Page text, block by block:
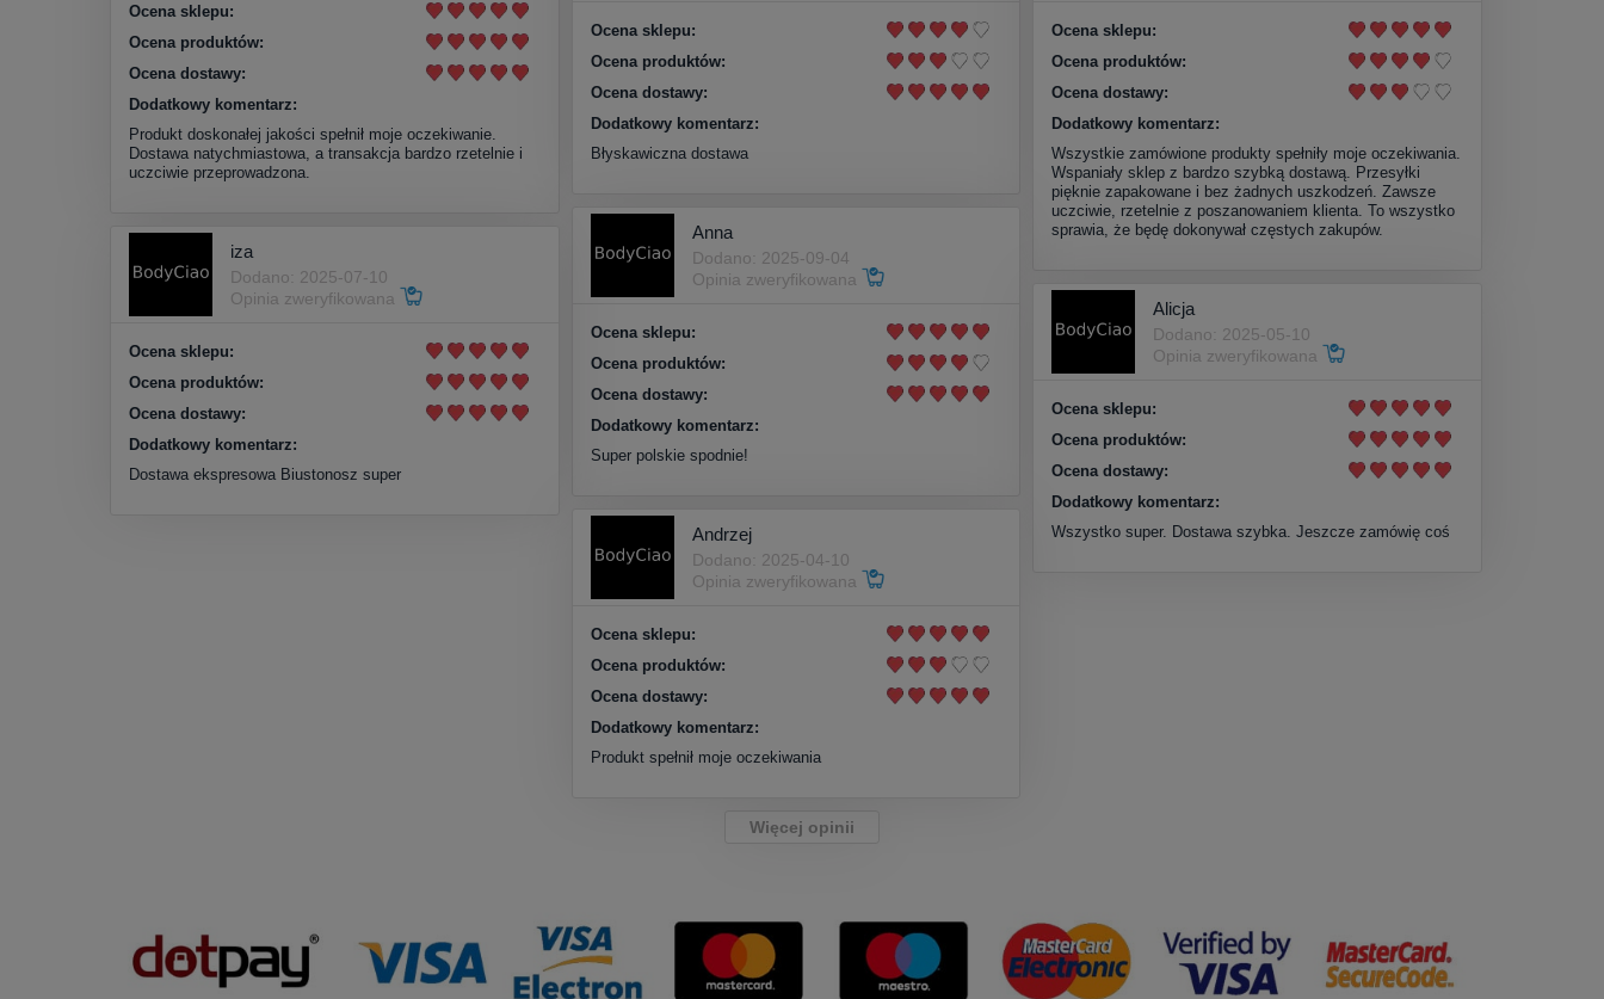
Ocena sklepu:
Ocena produktów:
Ocena dostawy:
Dodatkowy komentarz:
Produkt doskonałej jakości spełnił moje oczekiwanie.
Dostawa natychmiastowa, a transakcja bardzo rzetelnie i
uczciwie przeprowadzona.
Ocena sklepu:
Ocena produktów:
Ocena dostawy:
Dodatkowy komentarz:
Błyskawiczna dostawa
Ocena sklepu:
Ocena produktów:
Ocena dostawy:
Dodatkowy komentarz:
Wszystkie zamówione produkty spełniły moje oczekiwania.
Wspaniały sklep z bardzo szybką dostawą. Przesyłki
pięknie zapakowane i bez żadnych uszkodzeń. Zawsze
uczciwie, rzetelnie z poszanowaniem klienta. To wszystko
sprawia, że będę dokonywał częstych zakupów.
Anna
Dodano: 2025-09-04
Opinia zweryfikowana
Ocena sklepu:
Ocena produktów:
Ocena dostawy:
Dodatkowy komentarz:
Super polskie spodnie!
iza
Dodano: 2025-07-10
Opinia zweryfikowana
Ocena sklepu:
Ocena produktów:
Ocena dostawy:
Dodatkowy komentarz:
Dostawa ekspresowa Biustonosz super
Alicja
Dodano: 2025-05-10
Opinia zweryfikowana
Ocena sklepu:
Ocena produktów:
Ocena dostawy:
Dodatkowy komentarz:
Wszystko super. Dostawa szybka. Jeszcze zamówię coś
Andrzej
Dodano: 2025-04-10
Opinia zweryfikowana
Ocena sklepu:
Ocena produktów:
Ocena dostawy:
Dodatkowy komentarz:
Produkt spełnił moje oczekiwania
Więcej opinii